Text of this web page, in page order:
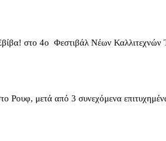
στο 4ο Φεστιβάλ Νέων
μετά από 3 συνεχόμενα